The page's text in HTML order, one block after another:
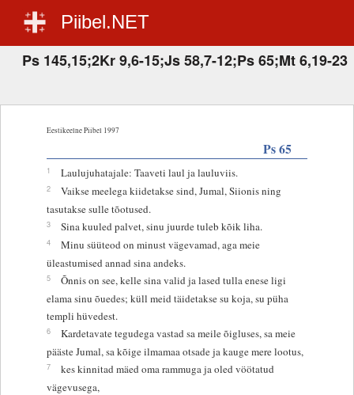
Piibel.NET
Ps 145,15;2Kr 9,6-15;Js 58,7-12;Ps 65;Mt 6,19-23
Eestikeelne Piibel 1997
Ps 65
1 Laulujuhatajale: Taaveti laul ja lauluviis.
2
Vaikse meelega kiidetakse sind, Jumal, Siionis ning
tasutakse sulle tõotused.
3 Sina kuuled palvet, sinu juurde tuleb kõik liha.
4
Minu süüteod on minust vägevamad, aga meie
üleastumised annad sina andeks.
5
Õnnis on see, kelle sina valid ja lased tulla enese ligi
elama sinu õuedes; küll meid täidetakse su koja, su püha
templi hüvedest.
6
Kardetavate tegudega vastad sa meile õigluses, sa meie
pääste Jumal, sa kõige ilmamaa otsade ja kauge mere lootus,
7
kes kinnitad mäed oma rammuga ja oled vöötatud
vägevusega,